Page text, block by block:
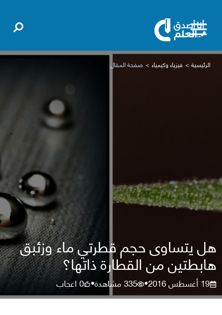
الرئيسية فيزياء وكيمياء صفحة المقال
هل يتساوى حجم قطرتي ماء وزئبق
هابطتين من القطارة ذاتها؟
19 أغسطس 2016 •
335مشاهدة•
0اعجاب